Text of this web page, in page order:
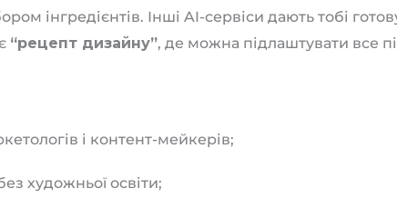
інгредієнтів. Інші AI-сервіси дають тобі
“рецепт дизайну”, де можна підлаштувати все
і контент-мейкерів;
художньої освіти;